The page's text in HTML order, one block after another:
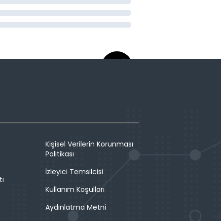
Kişisel Verilerin Korunması
Politikası
İzleyici Temsilcisi
Kullanım Koşulları
Aydınlatma Metni